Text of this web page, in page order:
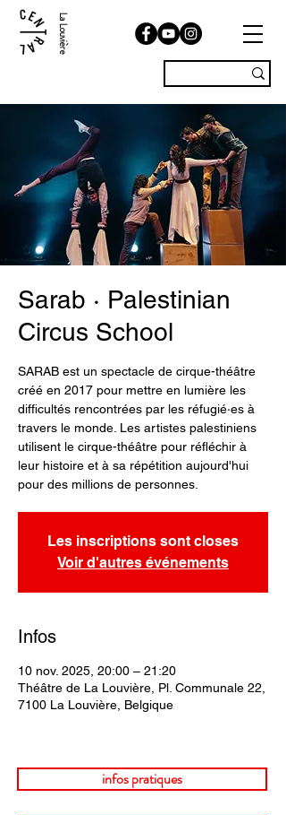
La Louvière
Sarab · Palestinian
Circus School
SARAB est un spectacle de cirque-théâtre
créé en 2017 pour mettre en lumière les
difficultés rencontrées par les réfugié·es à
travers le monde. Les artistes palestiniens
utilisent le cirque-théâtre pour réfléchir à
leur histoire et à sa répétition aujourd'hui
pour des millions de personnes.
Les inscriptions sont closes
Voir d'autres événements
Infos
10 nov. 2025, 20:00 – 21:20
Théâtre de La Louvière, Pl. Communale 22,
7100 La Louvière, Belgique
infos pratiques